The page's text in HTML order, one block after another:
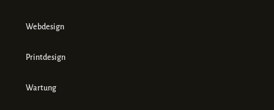
Webdesign
Printdesign
Wartung